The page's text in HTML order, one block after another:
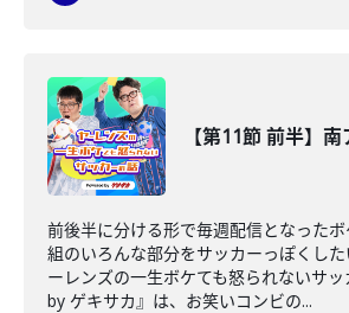
【第11節 前半】
前後半に分ける形で毎週配信となった
組のいろんな部分をサッカーっぽくし
ーレンズの一生ボケても怒られないサ
by ゲキサカ』は、お笑いコンビの...